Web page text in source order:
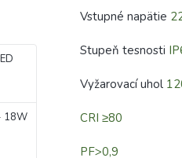
18W
Vstupné napätie
Stupeň tesnosti
Vyžarovací uhol
CRI ≥80
PF>0,9